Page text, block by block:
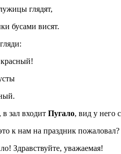
глядят,
висят.
зал входит Пугало, вид у него
к нам на праздник пожаловал?
Здравствуйте, уважаемая!